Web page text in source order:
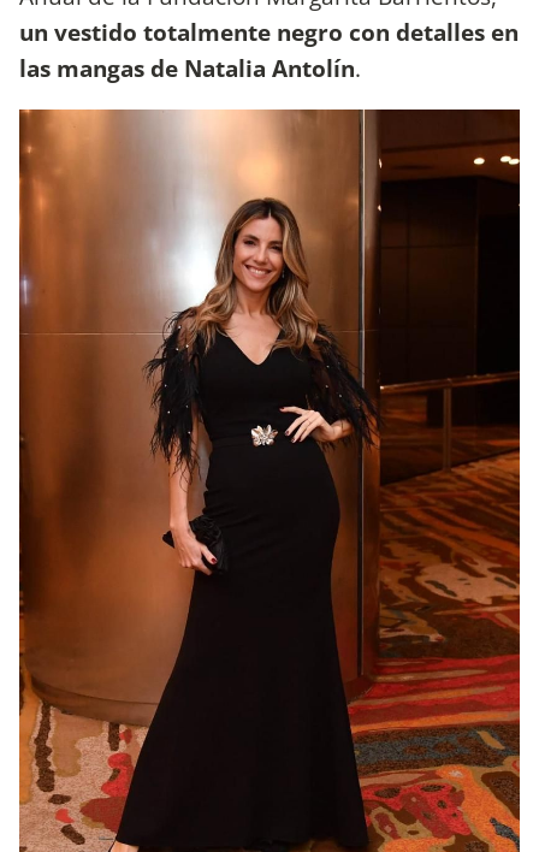
un vestido totalmente negro con detalles en
las mangas de Natalia Antolín.